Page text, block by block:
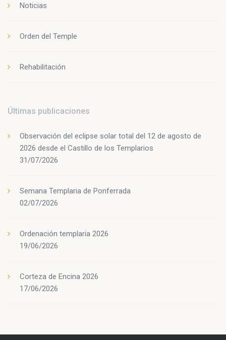
Noticias
Orden del Temple
Rehabilitación
Últimas publicaciones
Observación del eclipse solar total del 12 de agosto de
2026 desde el Castillo de los Templarios
31/07/2026
Semana Templaria de Ponferrada
02/07/2026
Ordenación templaria 2026
19/06/2026
Corteza de Encina 2026
17/06/2026